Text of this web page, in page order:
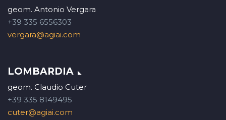
geom. Antonio Vergara
+39 335 6556303
vergara@agiai.com
LOMBARDIA
geom. Claudio Cuter
+39 335 8149495
cuter@agiai.com